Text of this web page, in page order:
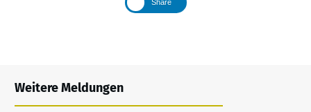
Share
Weitere Meldungen